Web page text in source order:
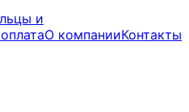
и
О компанииКонтакты